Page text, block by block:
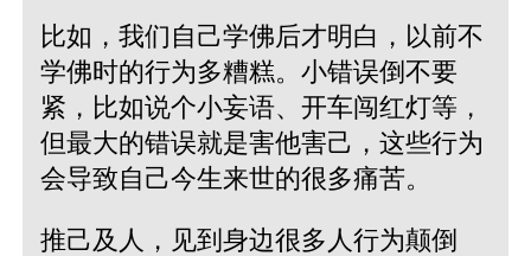
比如，我们自己学佛后才明白，以前不
学佛时的行为多糟糕。小错误倒不要
紧，比如说个小妄语、开车闯红灯等，
但最大的错误就是害他害己，这些行为
会导致自己今生来世的很多痛苦。
推己及人，见到身边很多人行为颠倒